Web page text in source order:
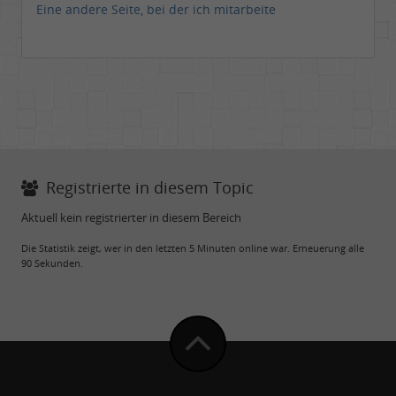
Eine andere Seite, bei der ich mitarbeite
Registrierte in diesem Topic
Aktuell kein registrierter in diesem Bereich
Die Statistik zeigt, wer in den letzten 5 Minuten online war. Erneuerung alle
90 Sekunden.